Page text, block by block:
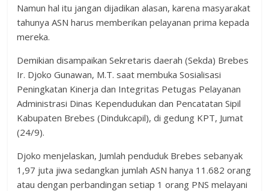
Namun hal itu jangan dijadikan alasan, karena masyarakat
tahunya ASN harus memberikan pelayanan prima kepada
mereka.
Demikian disampaikan Sekretaris daerah (Sekda) Brebes
Ir. Djoko Gunawan, M.T. saat membuka Sosialisasi
Peningkatan Kinerja dan Integritas Petugas Pelayanan
Administrasi Dinas Kependudukan dan Pencatatan Sipil
Kabupaten Brebes (Dindukcapil), di gedung KPT, Jumat
(24/9).
Djoko menjelaskan, Jumlah penduduk Brebes sebanyak
1,97 juta jiwa sedangkan jumlah ASN hanya 11.682 orang
atau dengan perbandingan setiap 1 orang PNS melayani